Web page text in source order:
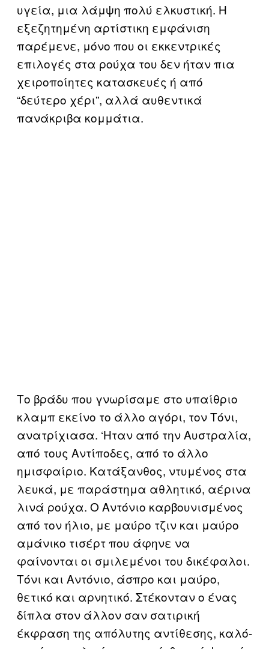
υγεία, μια λάμψη πολύ ελκυστική. Η
εξεζητημένη αρτίστικη εμφάνιση
παρέμενε, μόνο που οι εκκεντρικές
επιλογές στα ρούχα του δεν ήταν πια
χειροποίητες κατασκευές ή από
“δεύτερο χέρι”, αλλά αυθεντικά
πανάκριβα κομμάτια.
Το βράδυ που γνωρίσαμε στο υπαίθριο
κλαμπ εκείνο το άλλο αγόρι, τον Τόνι,
ανατρίχιασα. ‘Ηταν από την Αυστραλία,
από τους Αντίποδες, από το άλλο
ημισφαίριο. Κατάξανθος, ντυμένος στα
λευκά, με παράστημα αθλητικό, αέρινα
λινά ρούχα. Ο Αντόνιο καρβουνισμένος
από τον ήλιο, με μαύρο τζιν και μαύρο
αμάνικο τισέρτ που άφηνε να
φαίνονται οι σμιλεμένοι του δικέφαλοι.
Τόνι και Αντόνιο, άσπρο και μαύρο,
θετικό και αρνητικό. Στέκονταν ο ένας
δίπλα στον άλλον σαν σατιρική
έκφραση της απόλυτης αντίθεσης, καλό-